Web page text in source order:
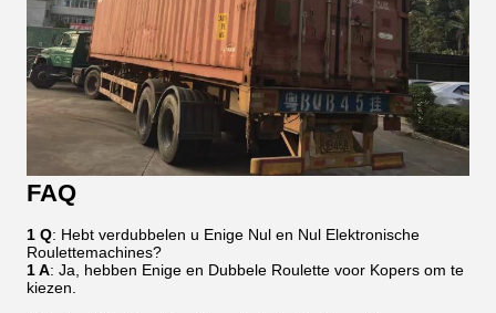
FAQ
1 Q: Hebt verdubbelen u Enige Nul en Nul Elektronische
Roulettemachines?
1 A: Ja, hebben Enige en Dubbele Roulette voor Kopers om te
kiezen.